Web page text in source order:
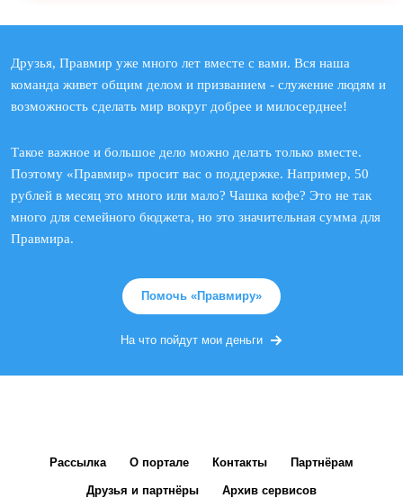
Друзья, Правмир уже много лет вместе с вами. Вся наша
команда живет общим делом и призванием - служение людям и
возможность сделать мир вокруг добрее и милосерднее!
Такое важное и большое дело можно делать только вместе.
Поэтому «Правмир» просит вас о поддержке. Например, 50
рублей в месяц это много или мало? Чашка кофе? Это не так
много для семейного бюджета, но это значительная сумма для
Правмира.
Помочь «Правмиру»
На что пойдут мои деньги
Рассылка О портале Контакты Партнёрам
Друзья и партнёры Архив сервисов